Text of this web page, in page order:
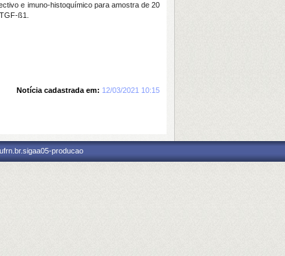
e imuno-histoquímico para amostra de 20
ß1.
Notícia cadastrada em: 12/03/2021 10:15
producao